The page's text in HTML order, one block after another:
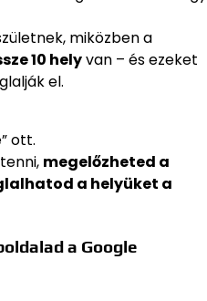
miközben a
10 helyvan – és ezeket
el.
ott.
megelőzheted a
a helyüket a
a Google